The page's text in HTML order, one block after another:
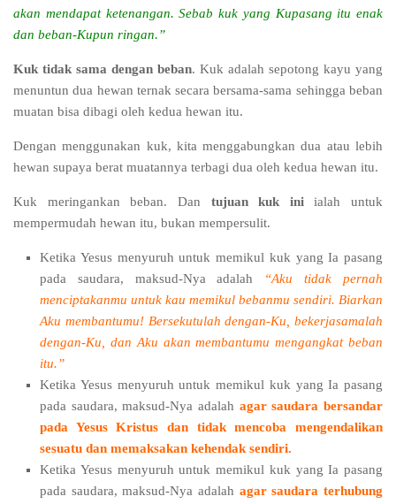
akan mendapat ketenangan. Sebab kuk yang Kupasang itu enak
dan beban-Kupun ringan.”
Kuk tidak sama dengan beban. Kuk adalah sepotong kayu yang
menuntun dua hewan ternak secara bersama-sama sehingga beban
muatan bisa dibagi oleh kedua hewan itu.
Dengan menggunakan kuk, kita menggabungkan dua atau lebih
hewan supaya berat muatannya terbagi dua oleh kedua hewan itu.
Kuk meringankan beban. Dan tujuan kuk iniialah untuk
mempermudah hewan itu, bukan mempersulit.
Ketika Yesus menyuruh untuk memikul kuk yang Ia pasang
pada saudara, maksud-Nya adalah “Aku tidak pernah
menciptakanmu untuk kau memikul bebanmu sendiri. Biarkan
Aku membantumu! Bersekutulah dengan-Ku, bekerjasamalah
dengan-Ku, dan Aku akan membantumu mengangkat beban
itu.”
Ketika Yesus menyuruh untuk memikul kuk yang Ia pasang
pada saudara, maksud-Nya adalah agar saudara bersandar
pada Yesus Kristus dan tidak mencoba mengendalikan
sesuatu dan memaksakan kehendak sendiri.
Ketika Yesus menyuruh untuk memikul kuk yang Ia pasang
pada saudara, maksud-Nya adalah agar saudara terhubung